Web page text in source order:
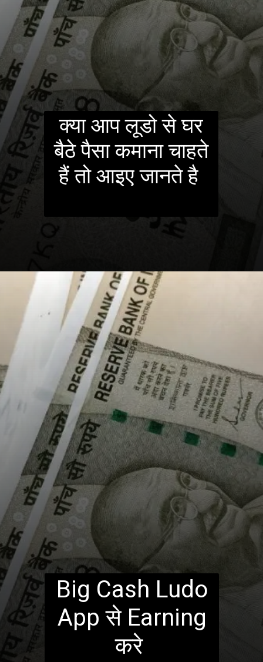
क्या आप लूडो से घर
बैठे पैसा कमाना चाहते
हैं तो आइए जानते है
Big Cash Ludo
App से Earning
करे